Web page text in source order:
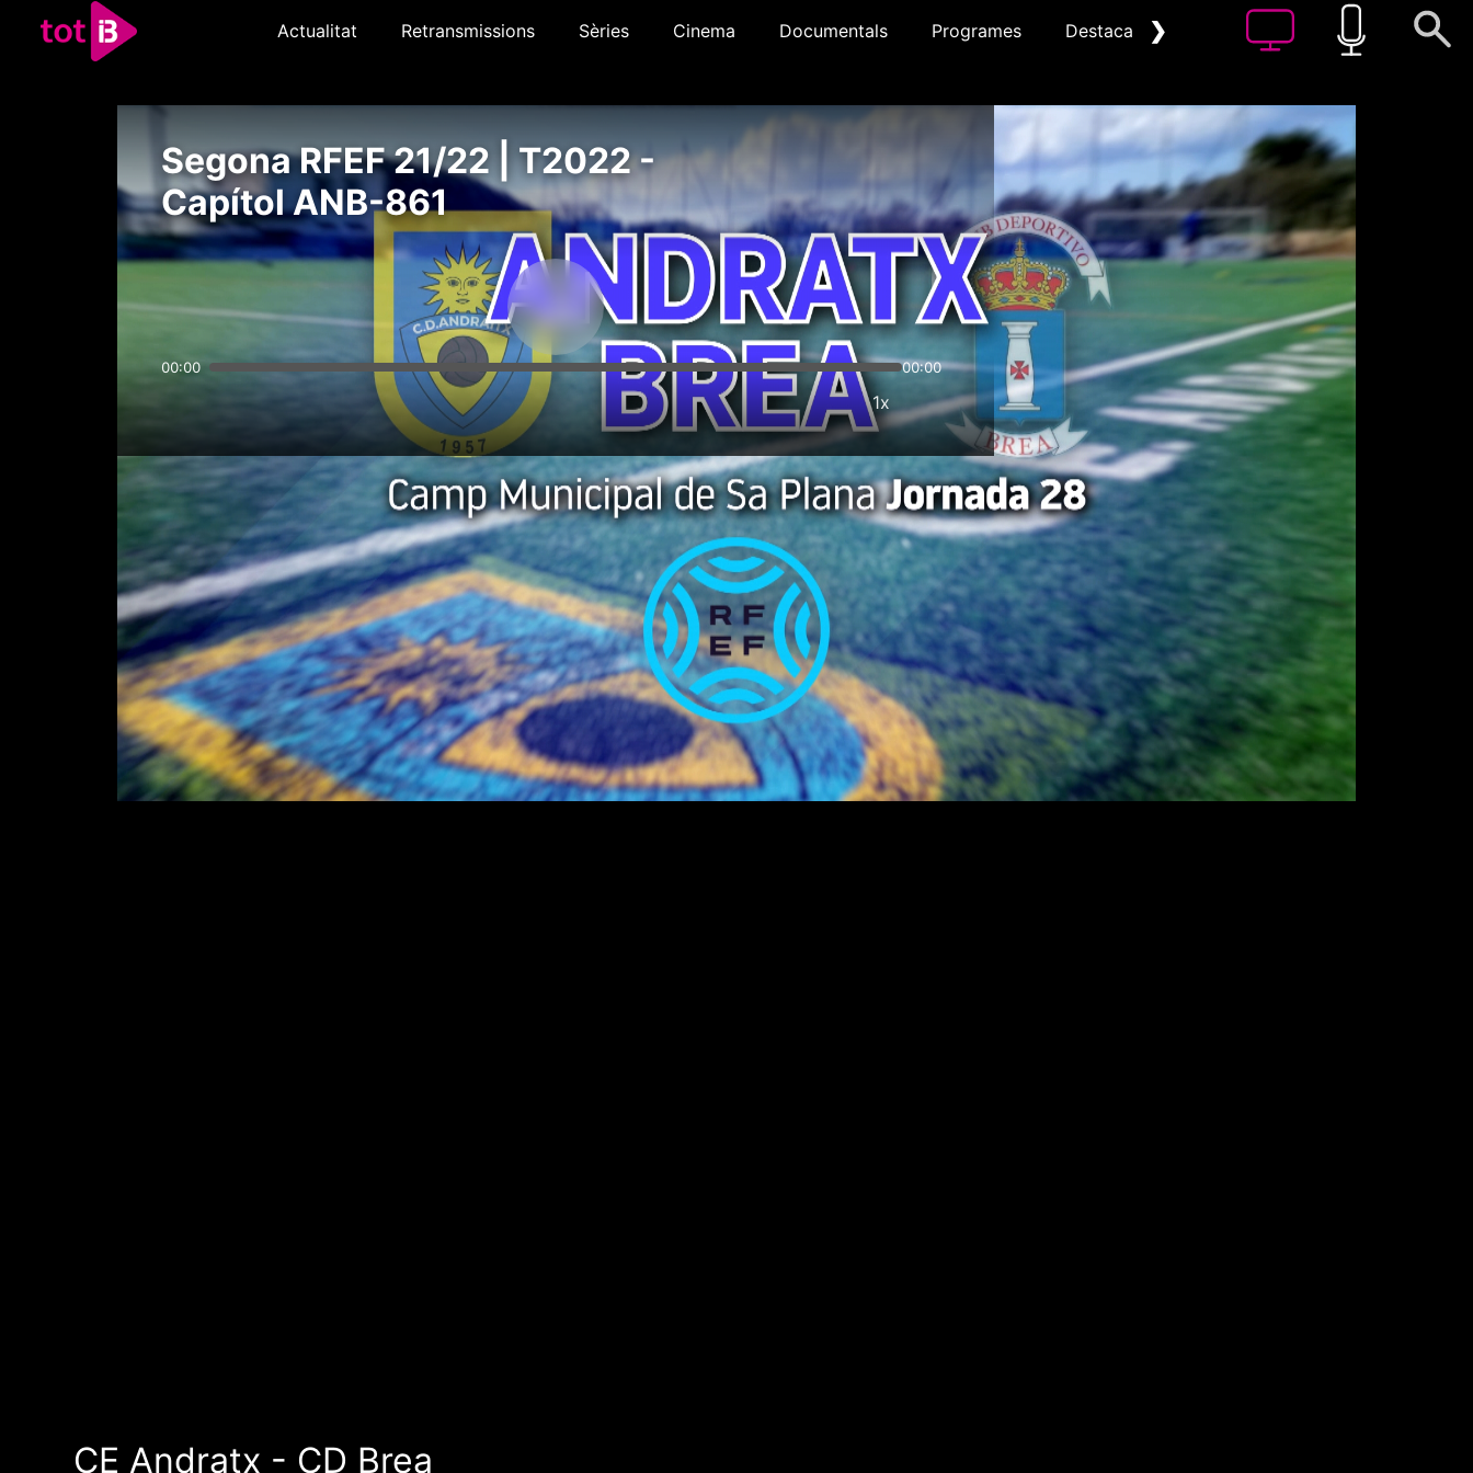
Actualitat Retransmissions Sèries Cinema Documentals Programes Destacat ❯
Segona RFEF 21/22 | T2022 -
Capítol ANB-861
00:00 00:00
1x
CE Andratx - CD Brea